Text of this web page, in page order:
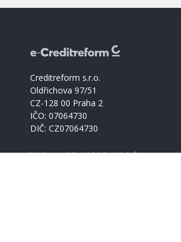
Creditreform s.r.o.
Oldřichova 97/51
CZ-128 00 Praha 2
IČO: 07064730
DIČ: CZ07064730
Katalog podnikatelských subjektů